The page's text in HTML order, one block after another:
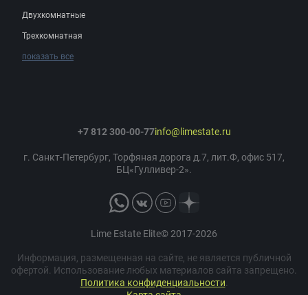
Двухкомнатные
Трехкомнатная
показать все
Lime Estate Elite© 2017-2026
Информация, размещенная на сайте, не является публичной
офертой. Использование любых материалов сайта запрещено.
Политика конфиденциальности
+7 812 300-00-77info@limestate.ru
г. Санкт-Петербург, Торфяная дорога д.7, лит.Ф, офис 517,
БЦ«Гулливер-2».